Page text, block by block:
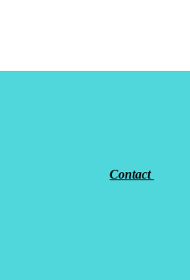
Contact